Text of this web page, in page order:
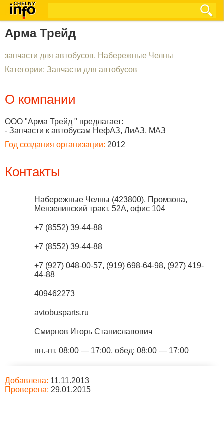
Арма Трейд
запчасти для автобусов, Набережные Челны
Категории: Запчасти для автобусов
О компании
ООО "Арма Трейд " предлагает:
- Запчасти к автобусам НефАЗ, ЛиАЗ, МАЗ
Год создания организации: 2012
Контакты
Набережные Челны (423800), Промзона,
Мензелинский тракт, 52А, офис 104
+7 (8552) 39-44-88
+7 (8552) 39-44-88
+7 (927) 048-00-57, (919) 698-64-98, (927) 419-
44-88
409462273
avtobusparts.ru
Смирнов Игорь Станиславович
пн.-пт. 08:00 — 17:00, обед: 08:00 — 17:00
Добавлена: 11.11.2013
Проверена: 29.01.2015